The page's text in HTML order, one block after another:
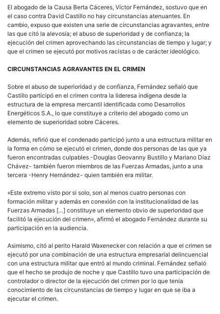
El abogado de la Causa Berta Cáceres, Víctor Fernández, sostuvo que en
el caso contra David Castillo no hay circunstancias atenuantes. En
cambio, expuso que existen una serie de circunstancias agravantes, entre
las que citó la alevosía; el abuso de superioridad y de confianza; la
ejecución del crimen aprovechando las circunstancias de tiempo y lugar; y
que el crimen se ejecutó por motivos racistas o de carácter ideológico.
CIRCUNSTANCIAS AGRAVANTES EN EL CRIMEN
Sobre el abuso de superioridad y de confianza, Fernández señaló que
Castillo participó en el crimen contra la lideresa indígena desde la
estructura de la empresa mercantil identificada como Desarrollos
Energéticos S.A., lo que constituye a criterio del abogado como un
elemento de superioridad sobre Cáceres.
Además, refirió que el condenado participó junto a una estructura militar en
la forma en cómo se ejecutó el crimen, donde dos personas de las que ya
fueron encontradas culpables -Douglas Geovanny Bustillo y Mariano Díaz
Chávez- también fueron miembros de las Fuerzas Armadas, junto a una
tercera -Henry Hernández- quien también era militar.
«Este extremo visto por si solo, son al menos cuatro personas con
formación militar y además en conexión con la institucionalidad de las
Fuerzas Armadas […] constituye un elemento obvio de superioridad que
facilitó la ejecución del crimen», afirmó el abogado Fernández durante su
participación en la audiencia.
Asimismo, citó al perito Harald Waxenecker con relación a que el crimen se
ejecutó por una combinación de una estructura empresarial delincuencial
con una estructura militar que entró al mundo criminal. Fernández señaló
que el hecho se produjo de noche y que Castillo tuvo una participación de
controlador o director de la ejecución del crimen por lo que tenía
conocimiento de las circunstancias de tiempo y lugar en que se iba a
ejecutar el crimen.